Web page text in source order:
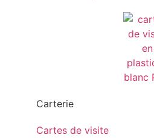
Carterie
Cartes de visite